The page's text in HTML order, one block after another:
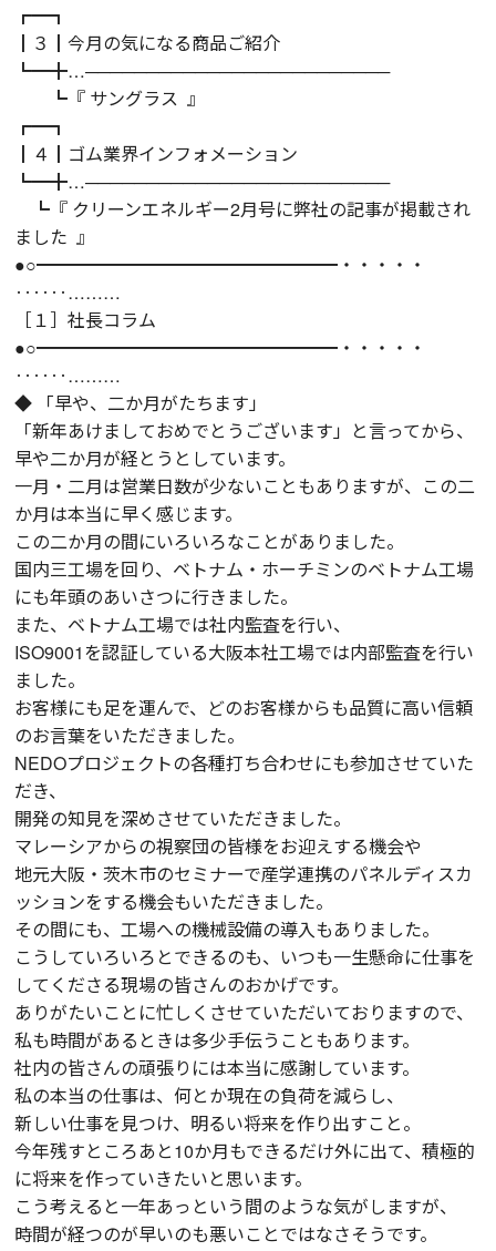
┏━┓
┃３┃今月の気になる商品ご紹介
┗━╋…─────────────────────────
┗『 サングラス 』
┏━┓
┃４┃ゴム業界インフォメーション
┗━╋…─────────────────────────
┗『 クリーンエネルギー2月号に弊社の記事が掲載され
ました 』
●○━━━━━━━━━━━━━━━━━・・・・・
‥‥‥………
［１］社長コラム
●○━━━━━━━━━━━━━━━━━・・・・・
‥‥‥………
◆ 「早や、二か月がたちます」
「新年あけましておめでとうございます」と言ってから、
早や二か月が経とうとしています。
一月・二月は営業日数が少ないこともありますが、この二
か月は本当に早く感じます。
この二か月の間にいろいろなことがありました。
国内三工場を回り、ベトナム・ホーチミンのベトナム工場
にも年頭のあいさつに行きました。
また、ベトナム工場では社内監査を行い、
ISO9001を認証している大阪本社工場では内部監査を行い
ました。
お客様にも足を運んで、どのお客様からも品質に高い信頼
のお言葉をいただきました。
NEDOプロジェクトの各種打ち合わせにも参加させていた
だき、
開発の知見を深めさせていただきました。
マレーシアからの視察団の皆様をお迎えする機会や
地元大阪・茨木市のセミナーで産学連携のパネルディスカ
ッションをする機会もいただきました。
その間にも、工場への機械設備の導入もありました。
こうしていろいろとできるのも、いつも一生懸命に仕事を
してくださる現場の皆さんのおかげです。
ありがたいことに忙しくさせていただいておりますので、
私も時間があるときは多少手伝うこともあります。
社内の皆さんの頑張りには本当に感謝しています。
私の本当の仕事は、何とか現在の負荷を減らし、
新しい仕事を見つけ、明るい将来を作り出すこと。
今年残すところあと10か月もできるだけ外に出て、積極的
に将来を作っていきたいと思います。
こう考えると一年あっという間のような気がしますが、
時間が経つのが早いのも悪いことではなさそうです。